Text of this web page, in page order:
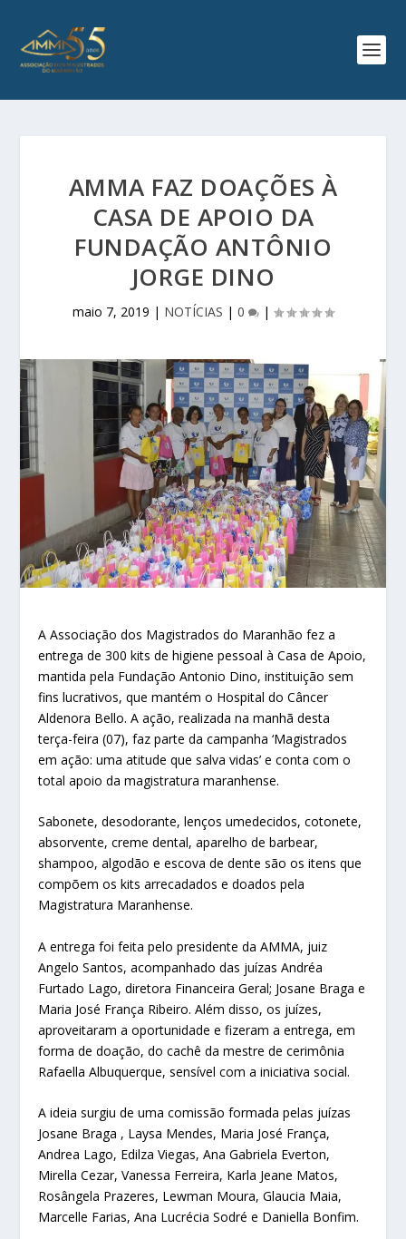
AMMA FAZ DOAÇÕES À
CASA DE APOIO DA
FUNDAÇÃO ANTÔNIO
JORGE DINO
maio 7, 2019 | NOTÍCIAS | 0 |
A Associação dos Magistrados do Maranhão fez a
entrega de 300 kits de higiene pessoal à Casa de Apoio,
mantida pela Fundação Antonio Dino, instituição sem
fins lucrativos, que mantém o Hospital do Câncer
Aldenora Bello. A ação, realizada na manhã desta
terça-feira (07), faz parte da campanha ‘Magistrados
em ação: uma atitude que salva vidas’ e conta com o
total apoio da magistratura maranhense.
Sabonete, desodorante, lenços umedecidos, cotonete,
absorvente, creme dental, aparelho de barbear,
shampoo, algodão e escova de dente são os itens que
compõem os kits arrecadados e doados pela
Magistratura Maranhense.
A entrega foi feita pelo presidente da AMMA, juiz
Angelo Santos, acompanhado das juízas Andréa
Furtado Lago, diretora Financeira Geral; Josane Braga e
Maria José França Ribeiro. Além disso, os juízes,
aproveitaram a oportunidade e fizeram a entrega, em
forma de doação, do cachê da mestre de cerimônia
Rafaella Albuquerque, sensível com a iniciativa social.
A ideia surgiu de uma comissão formada pelas juízas
Josane Braga , Laysa Mendes, Maria José França,
Andrea Lago, Edilza Viegas, Ana Gabriela Everton,
Mirella Cezar, Vanessa Ferreira, Karla Jeane Matos,
Rosângela Prazeres, Lewman Moura, Glaucia Maia,
Marcelle Farias, Ana Lucrécia Sodré e Daniella Bonfim.